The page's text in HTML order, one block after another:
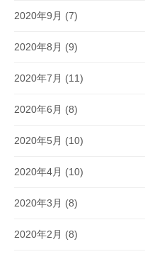
2020年9月 (7)
2020年8月 (9)
2020年7月 (11)
2020年6月 (8)
2020年5月 (10)
2020年4月 (10)
2020年3月 (8)
2020年2月 (8)